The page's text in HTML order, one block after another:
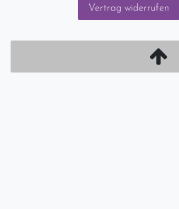
Vertrag widerrufen